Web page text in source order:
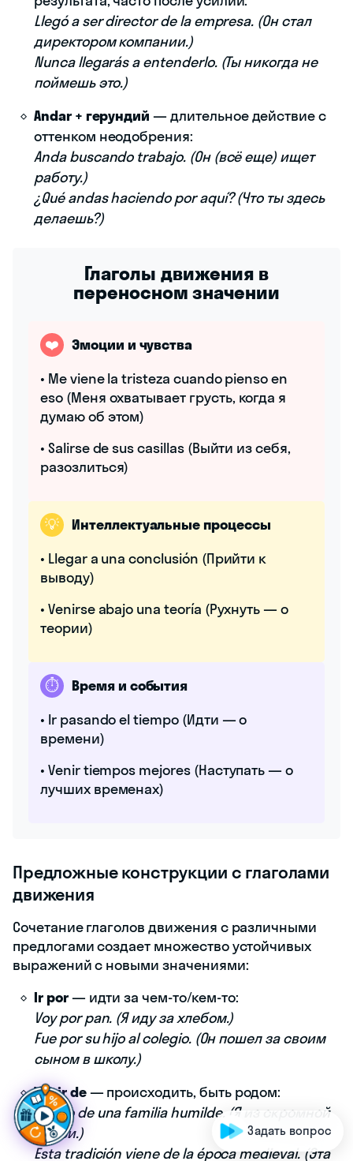
Llegó a ser director de la empresa. (Он стал
директором компании.)
Nunca llegarás a entenderlo. (Ты никогда не
поймешь это.)
Andar + герундий — длительное действие с
оттенком неодобрения:
Anda buscando trabajo. (Он (всё еще) ищет
работу.)
¿Qué andas haciendo por aquí? (Что ты здесь
делаешь?)
Глаголы движения в
переносном значении
❤️
Эмоции и чувства
• Me viene la tristeza cuando pienso en
eso (Меня охватывает грусть, когда я
думаю об этом)
• Salirse de sus casillas (Выйти из себя,
разозлиться)
💡
Интеллектуальные процессы
• Llegar a una conclusión (Прийти к
выводу)
• Venirse abajo una teoría (Рухнуть — о
теории)
⏱️
Время и события
• Ir pasando el tiempo (Идти — о
времени)
• Venir tiempos mejores (Наступать — о
лучших временах)
Предложные конструкции с глаголами
движения
Сочетание глаголов движения с различными
предлогами создает множество устойчивых
выражений с новыми значениями:
Ir por— идти за чем-то/кем-то:
Voy por pan. (Я иду за хлебом.)
Fue por su hijo al colegio. (Он пошел за своим
сыном в школу.)
Venir de— происходить, быть родом:
Vengo de una familia humilde. (Я из скромной
семьи.)
Esta tradición viene de la época medieval. (Эта
Задать вопрос